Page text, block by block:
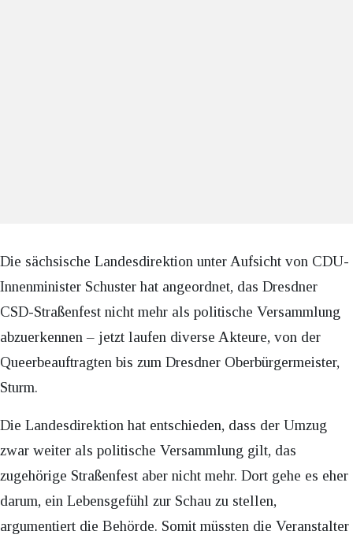
Die sächsische Landesdirektion unter Aufsicht von CDU-
Innenminister Schuster hat angeordnet, das Dresdner
CSD-Straßenfest nicht mehr als politische Versammlung
abzuerkennen – jetzt laufen diverse Akteure, von der
Queerbeauftragten bis zum Dresdner Oberbürgermeister,
Sturm.
Die Landesdirektion hat entschieden, dass der Umzug
zwar weiter als politische Versammlung gilt, das
zugehörige Straßenfest aber nicht mehr. Dort gehe es eher
darum, ein Lebensgefühl zur Schau zu stellen,
argumentiert die Behörde. Somit müssten die Veranstalter